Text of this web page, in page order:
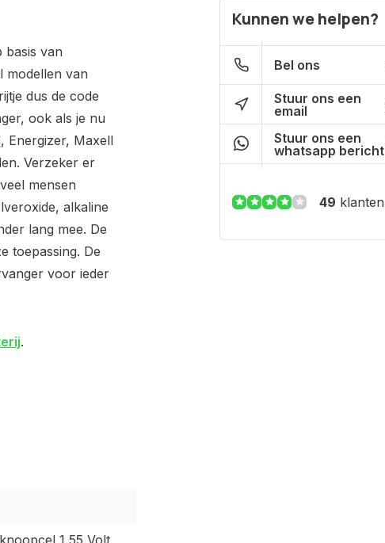
basis van
modellen van
dus de code
ook als je nu
Energizer, Maxell
Verzeker er
mensen
alkaline
lang mee. De
toepassing. De
voor ieder
.
1,55 Volt
Kunnen we helpen?
Bel ons
Stuur ons een
email
Stuur ons een
whatsapp bericht
49